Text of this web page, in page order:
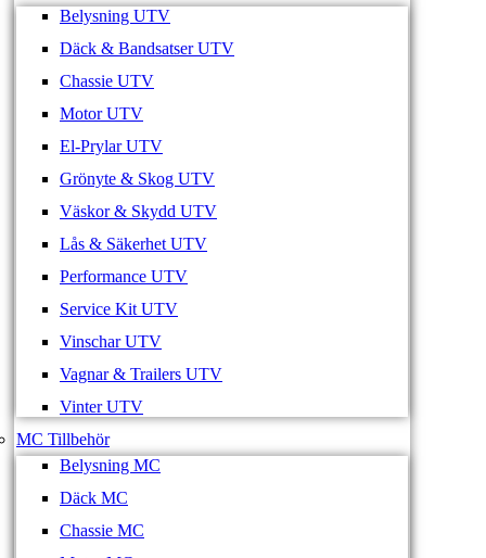
Belysning UTV
Däck & Bandsatser UTV
Chassie UTV
Motor UTV
El-Prylar UTV
Grönyte & Skog UTV
Väskor & Skydd UTV
Lås & Säkerhet UTV
Performance UTV
Service Kit UTV
Vinschar UTV
Vagnar & Trailers UTV
Vinter UTV
MC Tillbehör
Belysning MC
Däck MC
Chassie MC